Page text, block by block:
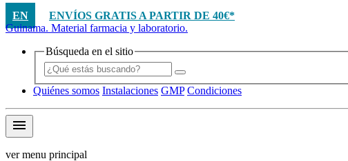
EN
ENVÍOS GRATIS A PARTIR DE 40€*
Guinama. Material farmacia y laboratorio.
Búsqueda en el sitio
Quiénes somos Instalaciones GMP Condiciones
menu
ver menu principal